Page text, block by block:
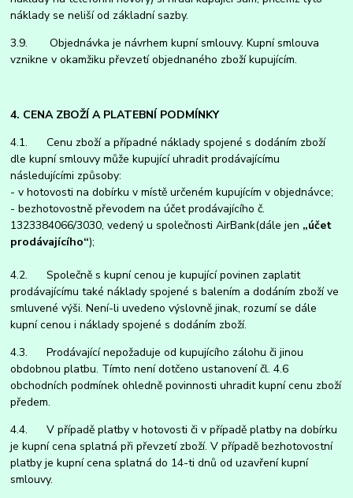
náklady se neliší od základní sazby.
3.9. Objednávka je návrhem kupní smlouvy. Kupní smlouva
vznikne v okamžiku převzetí objednaného zboží kupujícím.
4. CENA ZBOŽÍ A PLATEBNÍ PODMÍNKY
4.1. Cenu zboží a případné náklady spojené s dodáním zboží
dle kupní smlouvy může kupující uhradit prodávajícímu
následujícími způsoby:
- v hotovosti na dobírku v místě určeném kupujícím v objednávce;
- bezhotovostně převodem na účet prodávajícího č.
1323384066/3030, vedený u společnosti AirBank(dále jen „účet
prodávajícího“);
4.2. Společně s kupní cenou je kupující povinen zaplatit
prodávajícímu také náklady spojené s balením a dodáním zboží ve
smluvené výši. Není-li uvedeno výslovně jinak, rozumí se dále
kupní cenou i náklady spojené s dodáním zboží.
4.3. Prodávající nepožaduje od kupujícího zálohu či jinou
obdobnou platbu. Tímto není dotčeno ustanovení čl. 4.6
obchodních podmínek ohledně povinnosti uhradit kupní cenu zboží
předem.
4.4. V případě platby v hotovosti či v případě platby na dobírku
je kupní cena splatná při převzetí zboží. V případě bezhotovostní
platby je kupní cena splatná do 14-ti dnů od uzavření kupní
smlouvy.